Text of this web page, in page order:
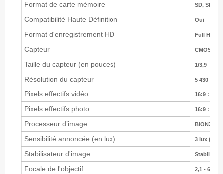
Format de carte mémoire SD,
Compatibilité Haute Définition Oui
Format d'enregistrement HD Full HD
Capteur CMOS
Taille du capteur (en pouces) 1/3,9
Résolution du capteur 5 430 000
Pixels effectifs vidéo 16:9 : 2
Pixels effectifs photo 16:9 : 2
Processeur d’image BIONZ
Sensibilité annoncée (en lux) 3 lux
Stabilisateur d'image
Focale de l'objectif 2,1 - 63